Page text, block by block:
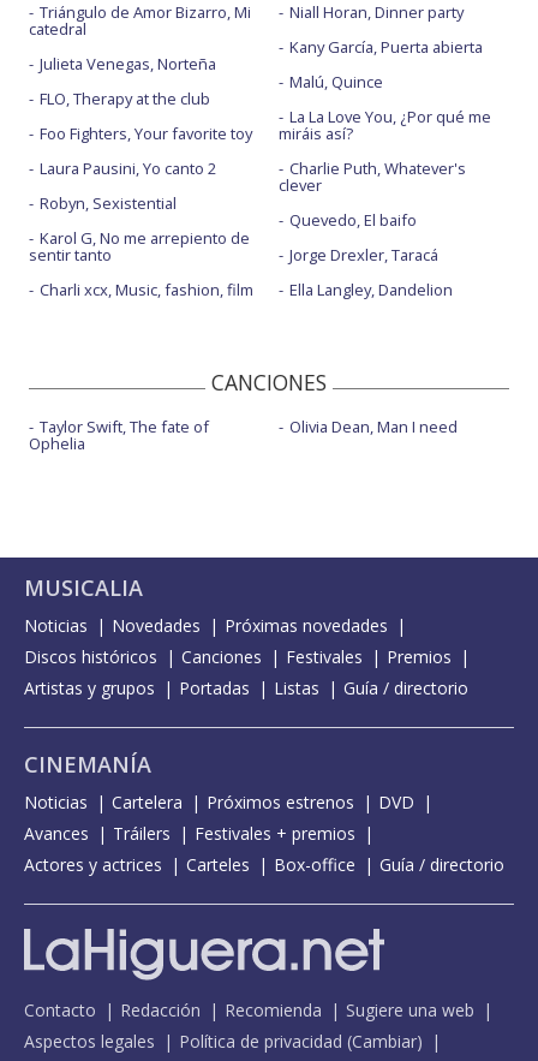
Triángulo de Amor Bizarro, Mi
catedral
Julieta Venegas, Norteña
FLO, Therapy at the club
Foo Fighters, Your favorite toy
Laura Pausini, Yo canto 2
Robyn, Sexistential
Karol G, No me arrepiento de
sentir tanto
Charli xcx, Music, fashion, film
Niall Horan, Dinner party
Kany García, Puerta abierta
Malú, Quince
La La Love You, ¿Por qué me
miráis así?
Charlie Puth, Whatever's
clever
Quevedo, El baifo
Jorge Drexler, Taracá
Ella Langley, Dandelion
CANCIONES
Taylor Swift, The fate of
Ophelia
Olivia Dean, Man I need
MUSICALIA
Noticias Novedades
Próximas novedades
Discos históricos
Canciones Festivales
Premios
Artistas y grupos
Portadas Listas Guía / directorio
CINEMANÍA
Noticias Cartelera Próximos estrenos
DVD
Avances
Tráilers
Festivales + premios
Actores y actrices
Carteles Box-office Guía / directorio
Contacto Redacción Recomienda
Sugiere una web
Aspectos legales
Política de privacidad (Cambiar)